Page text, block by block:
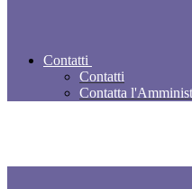
Contatti
Contatti
Contatta